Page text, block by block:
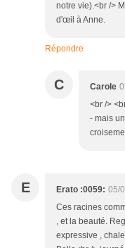
notre vie).<br />
d'œil à Anne.
Répondre
C Carole
<br />
- mais
E Erato :0059: 05/
Ces racines
, et la beauté.
expressive ,